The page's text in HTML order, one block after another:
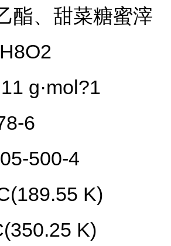
酯、甜菜糖蜜滓
g·mol?1
6
500-4
K)
K)